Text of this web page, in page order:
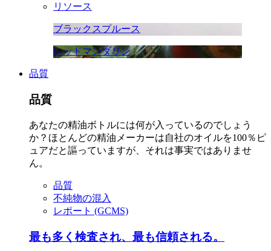
リソース
ブラックスプルース
レッドマンダリン
品質
品質
あなたの精油ボトルには何が入っているのでしょう
か？ほとんどの精油メーカーは自社のオイルを100％ピ
ュアだと謳っていますが、それは事実ではありませ
ん。
品質
不純物の混入
レポート (GCMS)
最も多く検査され、最も信頼される。